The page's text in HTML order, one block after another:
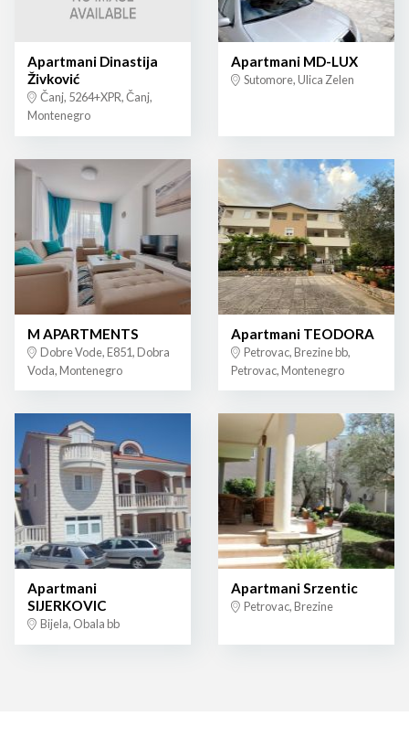
Apartmani Dinastija
Živković
Čanj, 5264+XPR, Čanj,
Montenegro
Apartmani MD-LUX
Sutomore, Ulica Zelen
M APARTMENTS
Dobre Vode, E851, Dobra
Voda, Montenegro
Apartmani TEODORA
Petrovac, Brezine bb,
Petrovac, Montenegro
Apartmani
SIJERKOVIC
Bijela, Obala bb
Apartmani Srzentic
Petrovac, Brezine